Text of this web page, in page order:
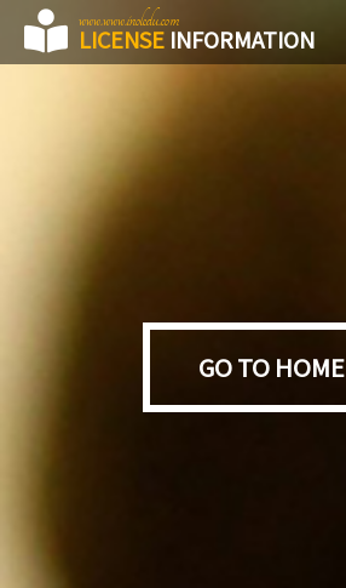
www.www.inoledu.com
LICENSE INFORMATION
GO TO HOME